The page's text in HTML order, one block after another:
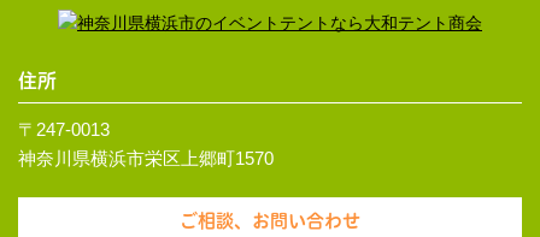
住所
〒247-0013
神奈川県横浜市栄区上郷町1570
ご相談、お問い合わせ